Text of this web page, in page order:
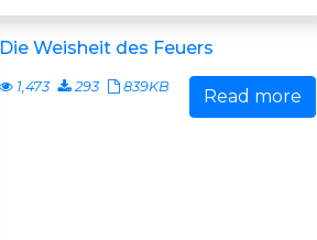
Die Weisheit des Feuers
1,473 293 839KB Read more